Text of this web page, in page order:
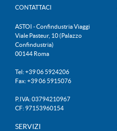
CONTATTACI
ASTOI - Confindustria Viaggi
Viale Pasteur, 10 (Palazzo
Confindustria)
00144 Roma
Tel: +39 06 5924206
Fax: +39 06 5915076
P.IVA: 03794210967
CF: 97153960154
SERVIZI